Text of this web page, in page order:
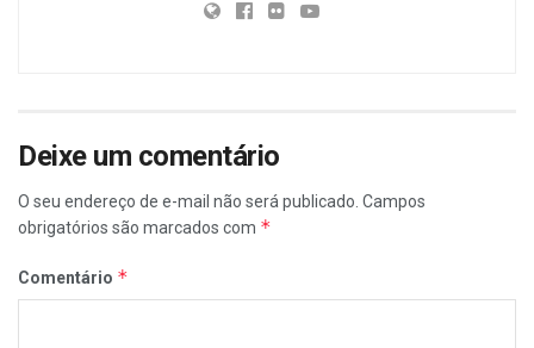
Deixe um comentário
O seu endereço de e-mail não será publicado. Campos
obrigatórios são marcados com *
Comentário *